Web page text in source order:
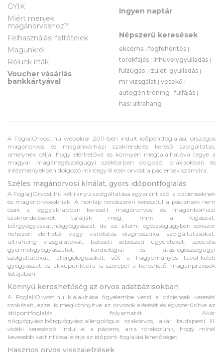
GYIK
Miért menjek
magánorvoshoz?
Felhasználási feltételek
Magunkról
Rólunk írták
Voucher vásárlás
bankkártyával
Ingyen naptár
Népszerű keresések
ekcéma |fogfehérítés |
torokfájás | ínhüvelygyulladás |
fülzúgás | izületi gyulladás |
mr vizsgálat | vesekő |
autogén tréning |fülfájás |
hasi ultrahang
A FoglalOrvost.hu weboldal 2011-ben indult időpontfoglalási, országos
magánorvos és magánkórházi szakrendelés kereső szolgáltatás,
amelynek célja, hogy elérhetővé és könnyen megtalálhatóvá tegye a
magyar magánegészségügyi szektorban dolgozó, praxisokban és
intézményekben dolgozó mintegy 8 ezer orvost a páciensek számára.
Széles magánorvosi kínálat, gyors időpontfoglalás
A FoglaljOrvost.hu kétirányú szolgáltatása egyaránt szól a pácienseknek
és magánorvosoknak. A honlap rendszerén keresztül a páciensek nem
csak a leggyakrabban keresett magánorvosi és magánkórházi
szakrendeléseket találják meg, mint a fogászat,
bőrgyógyászat,nőgyógyászat, de az állami egészségügyben sokszor
nehezen elérhető, vagy várólistás diagnosztikai szolgáltatásokat,
ultrahang vizsgálatokat, baleseti sebészeti ügyeleteket, speciális
gyermekgyógyászatot, kardiológiai és látás-egészségügyi
szolgáltatókat, allergológusokat, sőt a hagyományos távol-keleti
gyógyászat és akkupunktúra is szerepel a kereshető magánpraxisok
listájában.
Könnyű kereshetőség az orvos adatbázisokban
A FoglaljOrvost.hu kialakítása figyelembe veszi a páciensek keresési
szokásait, ezzel is megkönnyítve az orvosok elérését és egyszerűsítve az
időpontfoglalás folyamatát. Akár
nőgyógyász,bőrgyógyász,allergológus szakorvos, akár budapesti ill.
vidéki keresésből indul el a páciens, arra törekszünk, hogy minél
kevesebb kattintással elérje az időpont-foglalási lehetőséget.
Hasznos orvos visszajelzések